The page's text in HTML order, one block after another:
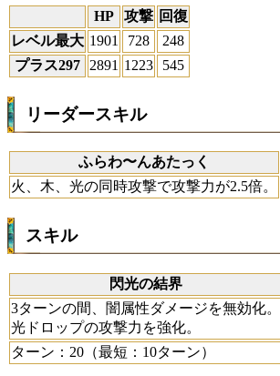
HP 攻撃 回復
レベル最大 1901 728
248
プラス297
2891 1223 545
リーダースキル
ふらわ〜んあたっく
火、木、光の同時攻撃で攻撃力が2.5倍。
スキル
閃光の結界
3ターンの間、闇属性ダメージを無効化。
光ドロップの攻撃力を強化。
ターン：20（最短：10ターン）